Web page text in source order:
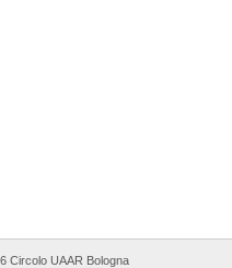
Circolo UAAR Bologna